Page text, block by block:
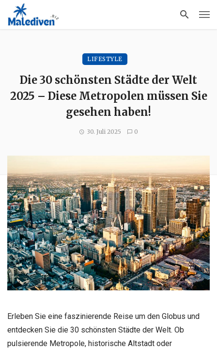
LIFESTYLE
Die 30 schönsten Städte der Welt
2025 – Diese Metropolen müssen Sie
gesehen haben!
30. Juli 2025 0
Erleben Sie eine faszinierende Reise um den Globus und
entdecken Sie die 30 schönsten Städte der Welt. Ob
pulsierende Metropole, historische Altstadt oder